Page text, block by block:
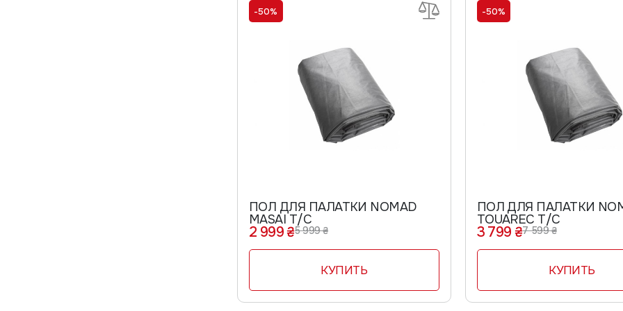
-50%
ПОЛ ДЛЯ ПАЛАТКИ NOMAD
MASAI T/C
2 999 ₴5 999 ₴
КУПИТЬ
-50%
ПОЛ ДЛЯ ПАЛАТКИ
TOUAREC T/C
3 799 ₴7 599 ₴
КУПИТЬ